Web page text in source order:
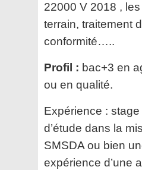
22000 V 2018 ,
terrain, traitement
conformité…..
Profil : bac+3 en
ou en qualité.
Expérience :
d’étude dans la
SMSDA ou bien
expérience d’une